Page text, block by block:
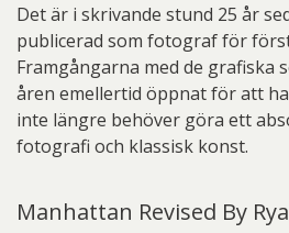
Det är i skrivande stund 25 år
publicerad som fotograf för
Framgångarna med de grafiska
åren emellertid öppnat för att
inte längre behöver göra ett
fotografi och klassisk konst.
Manhattan Revised By